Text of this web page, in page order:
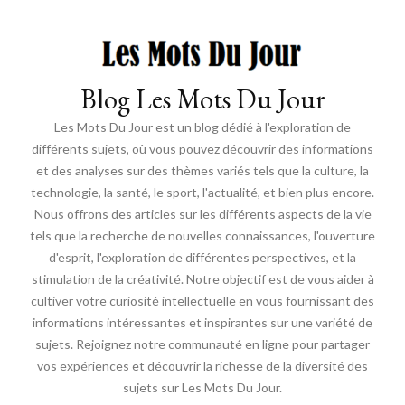
Blog Les Mots Du Jour
Les Mots Du Jour est un blog dédié à l'exploration de
différents sujets, où vous pouvez découvrir des informations
et des analyses sur des thèmes variés tels que la culture, la
technologie, la santé, le sport, l'actualité, et bien plus encore.
Nous offrons des articles sur les différents aspects de la vie
tels que la recherche de nouvelles connaissances, l'ouverture
d'esprit, l'exploration de différentes perspectives, et la
stimulation de la créativité. Notre objectif est de vous aider à
cultiver votre curiosité intellectuelle en vous fournissant des
informations intéressantes et inspirantes sur une variété de
sujets. Rejoignez notre communauté en ligne pour partager
vos expériences et découvrir la richesse de la diversité des
sujets sur Les Mots Du Jour.